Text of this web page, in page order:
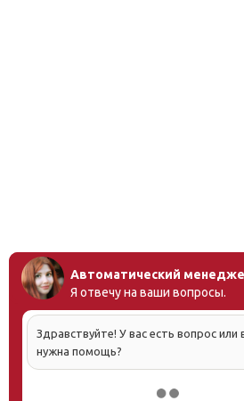
Автоматический
Я отвечу на ваши вопросы.
Здравствуйте! У вас есть вопрос или
нужна помощь?